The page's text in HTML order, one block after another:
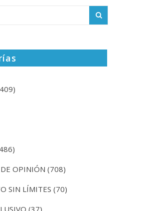
OPINIÓN (708)
SIN LÍMITES (70)
(37)